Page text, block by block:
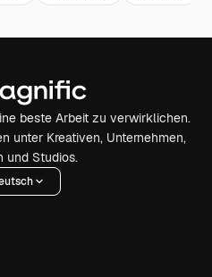
beste Arbeit zu verwirklichen.
unter Kreativen, Unternehmen,
und Studios.